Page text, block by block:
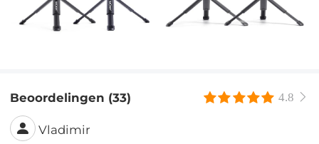
Beoordelingen (33) 4.8
Vladimir